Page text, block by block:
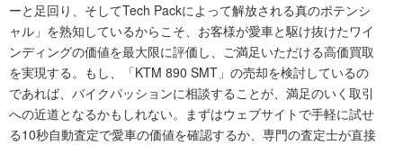
ーと足回り、そしてTech Packによって解放される真のポテンシ
ャル」を熟知しているからこそ、お客様が愛車と駆け抜けたワイ
ンディングの価値を最大限に評価し、ご満足いただける高価買取
を実現する。もし、「KTM 890 SMT」の売却を検討しているの
であれば、バイクパッションに相談することが、満足のいく取引
への近道となるかもしれない。まずはウェブサイトで手軽に試せ
る10秒自動査定で愛車の価値を確認するか、専門の査定士が直接